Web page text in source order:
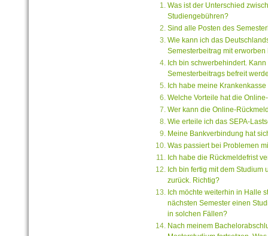
Was ist der Unterschied
Studiengebühren?
Sind alle Posten des
Wie kann ich das
Semesterbeitrag mit erworben
Ich bin schwerbehindert.
Semesterbeitrags befreit
Ich habe meine
Welche Vorteile hat die
Wer kann die Online-
Wie erteile ich das SEPA-
Meine Bankverbindung hat
Was passiert bei Problemen
Ich habe die Rückmeldefrist
Ich bin fertig mit dem Studium
zurück. Richtig?
Ich möchte weiterhin in Halle
nächsten Semester einen
in solchen Fällen?
Nach meinem